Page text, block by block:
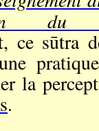
du
ce sūtra
la
.